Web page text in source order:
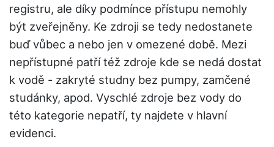
registru, ale díky podmínce přístupu nemohly
být zveřejněny. Ke zdroji se tedy nedostanete
buď vůbec a nebo jen v omezené době. Mezi
nepřístupné patří též zdroje kde se nedá dostat
k vodě - zakryté studny bez pumpy, zamčené
studánky, apod. Vyschlé zdroje bez vody do
této kategorie nepatří, ty najdete v hlavní
evidenci.